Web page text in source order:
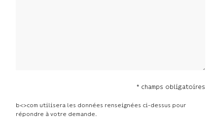
* champs obligatoires
b<>com utilisera les données renseignées ci-dessus pour
répondre à votre demande.